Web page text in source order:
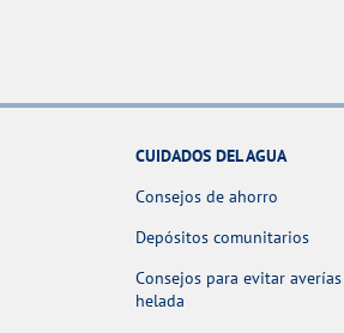
CUIDADOS DEL AGUA
Consejos de ahorro
Depósitos comunitarios
Consejos para evitar
helada